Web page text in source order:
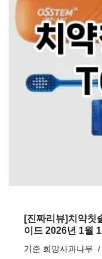
[진짜리뷰]치약칫
이드 2026년 1월
기준 희망사과나무